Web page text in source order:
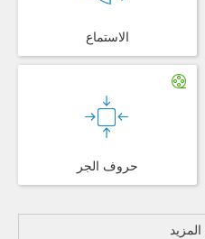
الاستماع
حروف الجر